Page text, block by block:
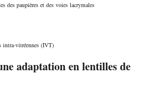
des paupières et des voies lacrymales
intra-vitréennes (IVT)
adaptation en lentilles de